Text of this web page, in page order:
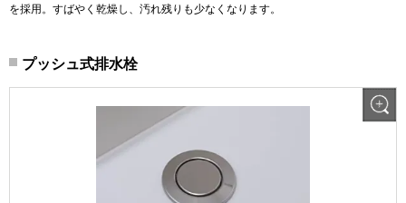
を採用。すばやく乾燥し、汚れ残りも少なくなります。
プッシュ式排水栓